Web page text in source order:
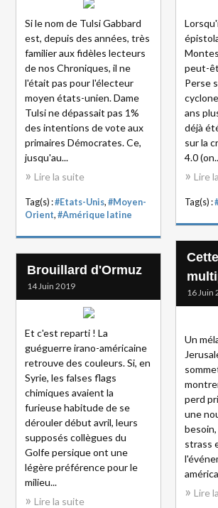
Si le nom de Tulsi Gabbard
est, depuis des années, très
familier aux fidèles lecteurs
de nos Chroniques, il ne
l'était pas pour l'électeur
moyen états-unien. Dame
Tulsi ne dépassait pas 1%
des intentions de vote aux
primaires Démocrates. Ce,
jusqu'au...
Lire la suite
Tag(s) :#Etats-Unis, #Moyen-
Orient, #Amérique latine
peut-
Perse
ans
déjà
sur la
4.0
Lire
Tag(s) :
16 Juin
Un
perd
une
strass
Lire
Brouillard d'Ormuz
14 Juin 2019
Et c'est reparti ! La
guéguerre irano-américaine
retrouve des couleurs. Si, en
Syrie, les falses flags
chimiques avaient la
furieuse habitude de se
dérouler début avril, leurs
supposés collègues du
Golfe persique ont une
légère préférence pour le
milieu...
Lire la suite